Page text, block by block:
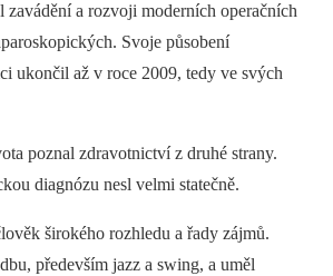
zavádění a rozvoji moderních operačních
Svoje působení
ukončil až v roce 2009, tedy ve svých
poznal zdravotnictví z druhé strany.
diagnózu nesl velmi statečně.
širokého rozhledu a řady zájmů.
především jazz a swing, a uměl